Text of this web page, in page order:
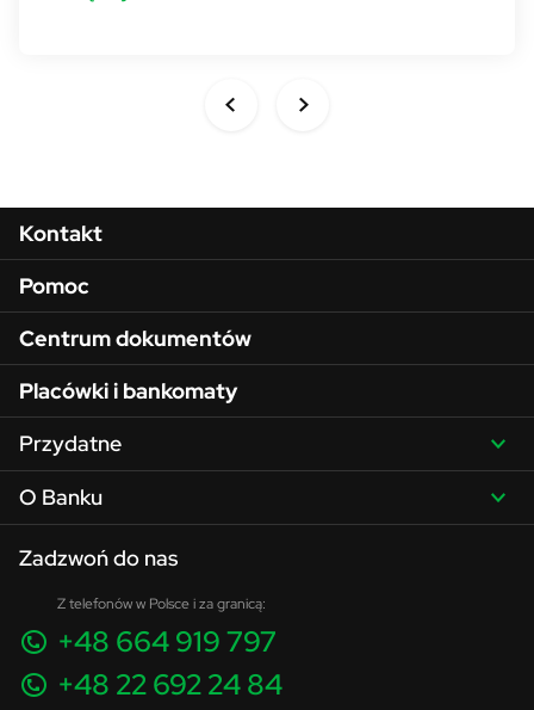
Menu w stopce
Kontakt
Pomoc
Centrum dokumentów
Placówki i bankomaty
Przydatne
O Banku
Zadzwoń do nas
Z telefonów w Polsce i za granicą:
+48 664 919 797
+48 22 692 24 84